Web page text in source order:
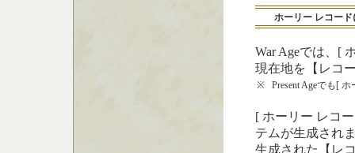
ホーリー レコー
War Ageでは、[
現在地を【レコ
※ Present Ageでも[
[ ホーリー レコ
テムが生成され
生成された【レ